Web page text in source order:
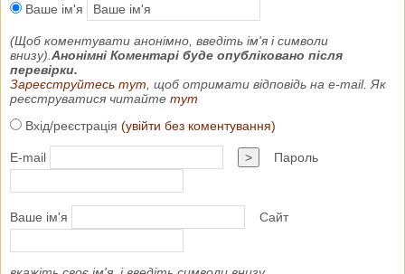
Ваше ім'я
(Щоб коментувати анонімно, введіть ім'я і символи
внизу). Анонімні Коментарі буде опубліковано після
перевірки.
Зареєструйтесь тут , щоб отримати відповідь на e-mail. Як
реєструватися читайте тут
Вхід/реєстрація (увійти без коментування)
E-mail > Пароль
Ваше ім'я Сайт